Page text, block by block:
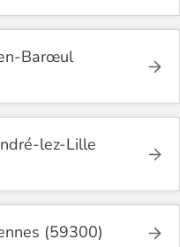
Barœul
lez-Lille
(59300)